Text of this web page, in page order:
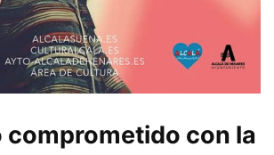
comprometido con la